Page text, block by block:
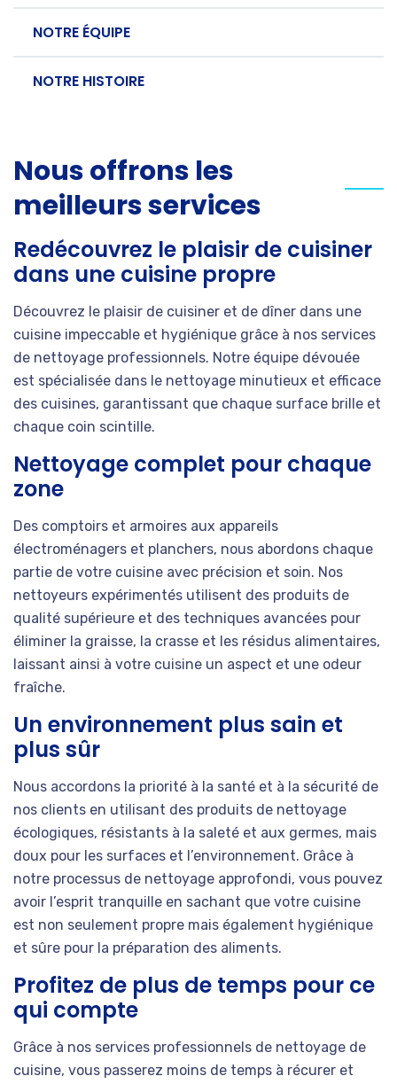
NOTRE ÉQUIPE
NOTRE HISTOIRE
Nous offrons les
meilleurs services
Redécouvrez le plaisir de cuisiner
dans une cuisine propre
Découvrez le plaisir de cuisiner et de dîner dans une
cuisine impeccable et hygiénique grâce à nos services
de nettoyage professionnels. Notre équipe dévouée
est spécialisée dans le nettoyage minutieux et efficace
des cuisines, garantissant que chaque surface brille et
chaque coin scintille.
Nettoyage complet pour chaque
zone
Des comptoirs et armoires aux appareils
électroménagers et planchers, nous abordons chaque
partie de votre cuisine avec précision et soin. Nos
nettoyeurs expérimentés utilisent des produits de
qualité supérieure et des techniques avancées pour
éliminer la graisse, la crasse et les résidus alimentaires,
laissant ainsi à votre cuisine un aspect et une odeur
fraîche.
Un environnement plus sain et
plus sûr
Nous accordons la priorité à la santé et à la sécurité de
nos clients en utilisant des produits de nettoyage
écologiques, résistants à la saleté et aux germes, mais
doux pour les surfaces et l’environnement. Grâce à
notre processus de nettoyage approfondi, vous pouvez
avoir l’esprit tranquille en sachant que votre cuisine
est non seulement propre mais également hygiénique
et sûre pour la préparation des aliments.
Profitez de plus de temps pour ce
qui compte
Grâce à nos services professionnels de nettoyage de
cuisine, vous passerez moins de temps à récurer et